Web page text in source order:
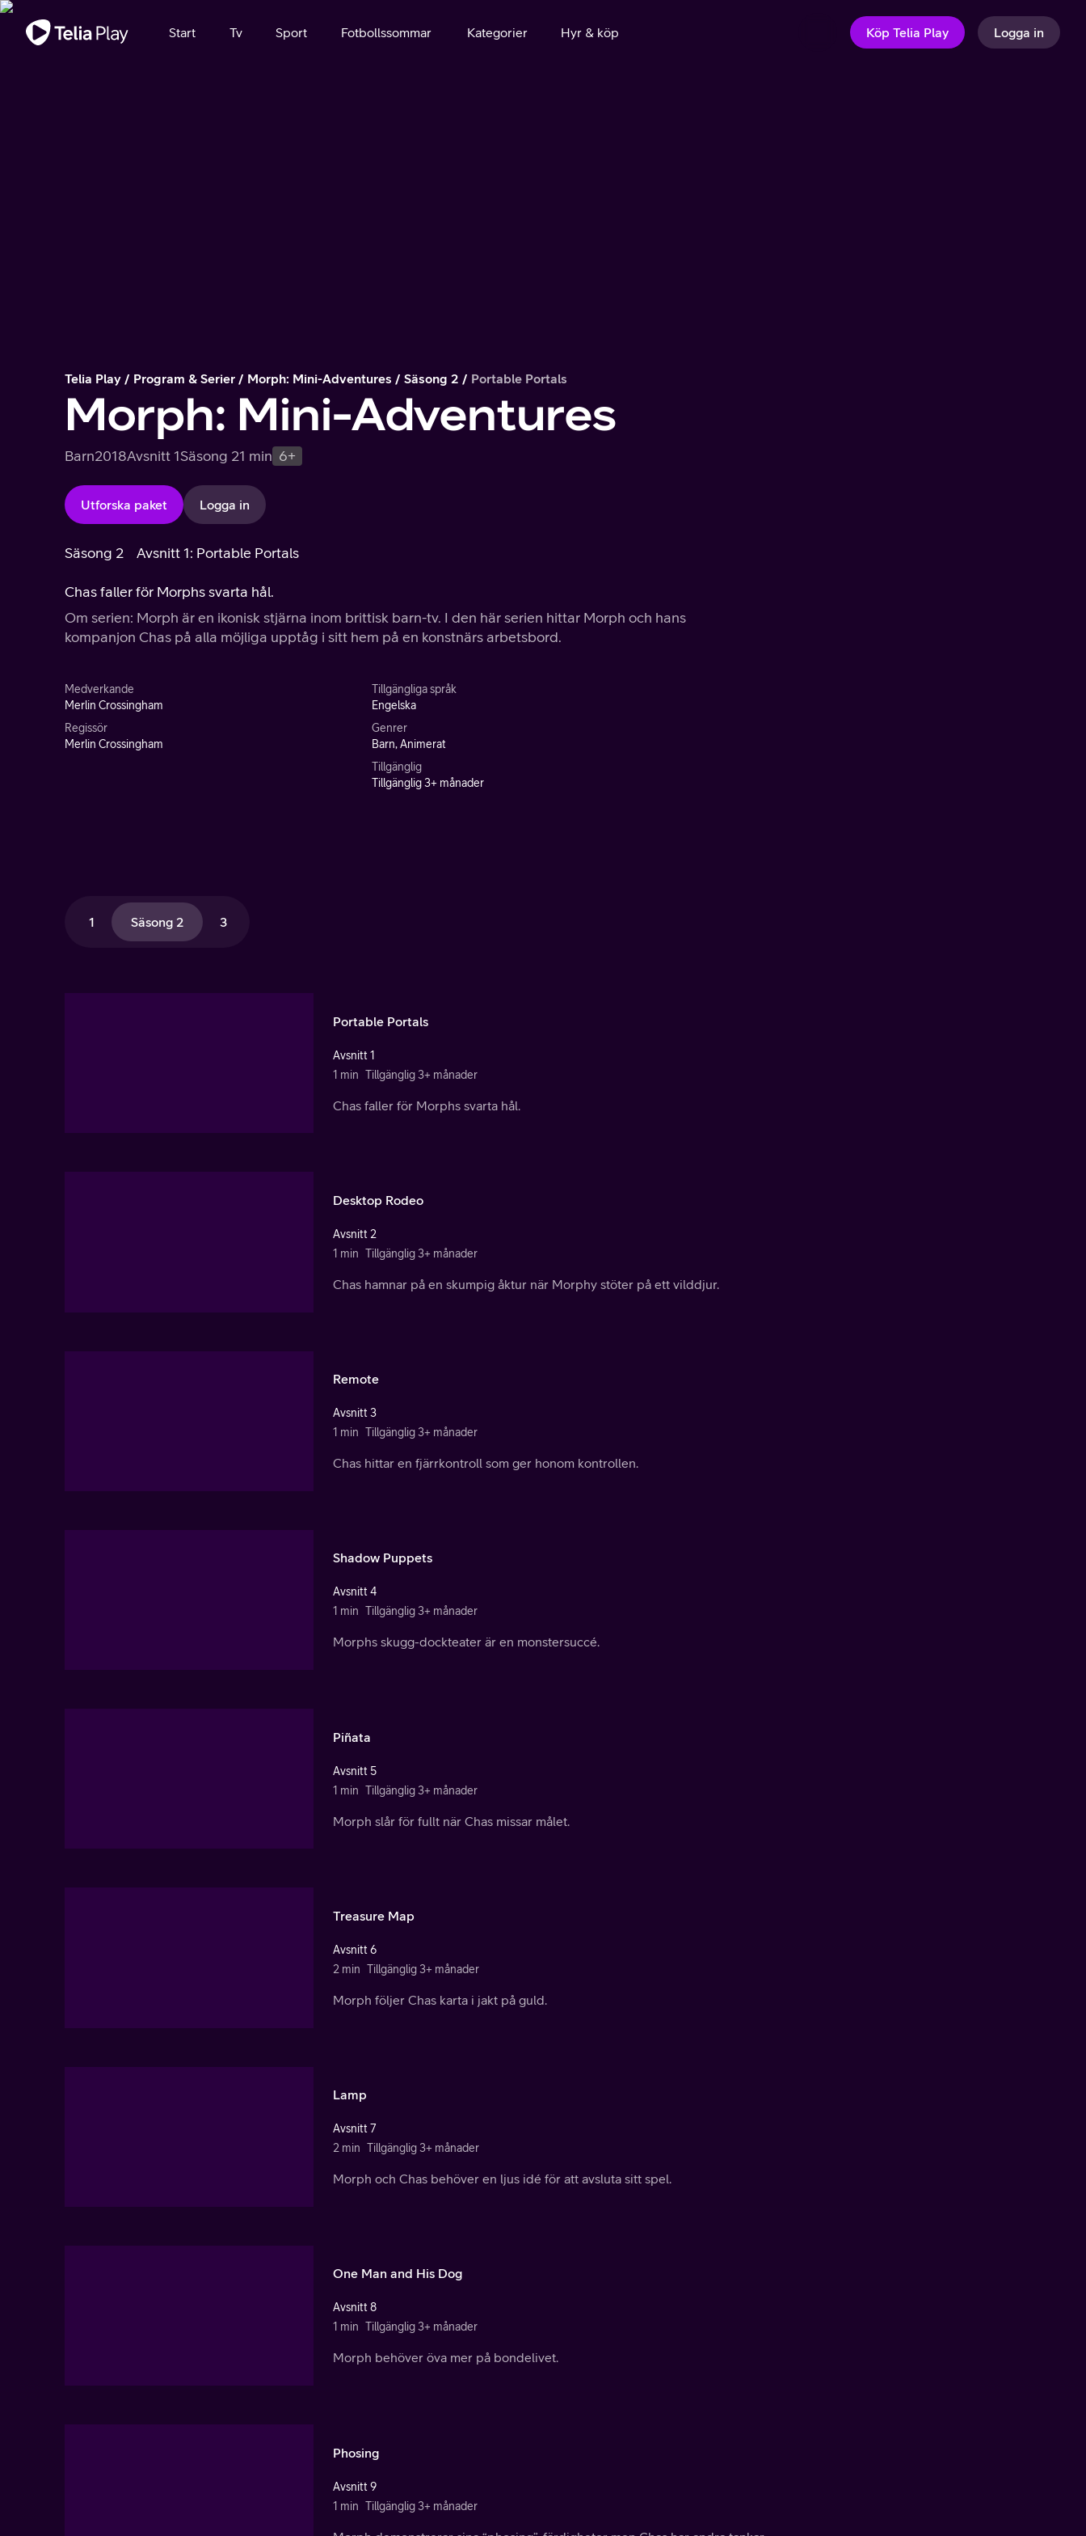
Viktigt meddelande
Start Tv Sport Fotbollssommar Kategorier Hyr & köp Köp Telia Play Logga in
Telia Play Program & Serier Morph: Mini-Adventures Säsong 2 Portable Portals
Morph: Mini-Adventures
Barn2018Avsnitt 1Säsong 21 min 6+
Utforska paket Logga in
Säsong 2 Avsnitt 1: Portable Portals
Chas faller för Morphs svarta hål.
Om serien: Morph är en ikonisk stjärna inom brittisk barn-tv. I den här serien hittar Morph och hans
kompanjon Chas på alla möjliga upptåg i sitt hem på en konstnärs arbetsbord.
Medverkande
Merlin Crossingham
Regissör
Merlin Crossingham
Tillgängliga språk
Engelska
Genrer
Barn, Animerat
Tillgänglig
Tillgänglig 3+ månader
1 Säsong 2 3
Portable Portals
Avsnitt 1
1 min Tillgänglig 3+ månader
Chas faller för Morphs svarta hål.
Desktop Rodeo
Avsnitt 2
1 min Tillgänglig 3+ månader
Chas hamnar på en skumpig åktur när Morphy stöter på ett vilddjur.
Remote
Avsnitt 3
1 min Tillgänglig 3+ månader
Chas hittar en fjärrkontroll som ger honom kontrollen.
Shadow Puppets
Avsnitt 4
1 min Tillgänglig 3+ månader
Morphs skugg-dockteater är en monstersuccé.
Piñata
Avsnitt 5
1 min Tillgänglig 3+ månader
Morph slår för fullt när Chas missar målet.
Treasure Map
Avsnitt 6
2 min Tillgänglig 3+ månader
Morph följer Chas karta i jakt på guld.
Lamp
Avsnitt 7
2 min Tillgänglig 3+ månader
Morph och Chas behöver en ljus idé för att avsluta sitt spel.
One Man and His Dog
Avsnitt 8
1 min Tillgänglig 3+ månader
Morph behöver öva mer på bondelivet.
Phosing
Avsnitt 9
1 min Tillgänglig 3+ månader